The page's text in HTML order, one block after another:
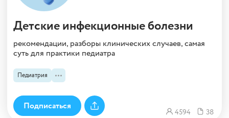
Педиатрия
Детские инфекционные болезни
рекомендации, разборы клинических случаев, самая
суть для практики педиатра
4594 38